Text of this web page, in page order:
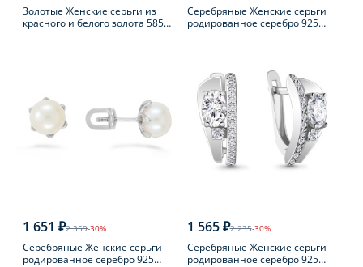
Золотые Женские серьги из
красного и белого золота 585
Серебряные Женские серьги
родированное серебро 925
1 651 ₽2 359-30%
Серебряные Женские серьги
родированное серебро 925
1 565 ₽2 235-30%
Серебряные Женские серьги
родированное серебро 925